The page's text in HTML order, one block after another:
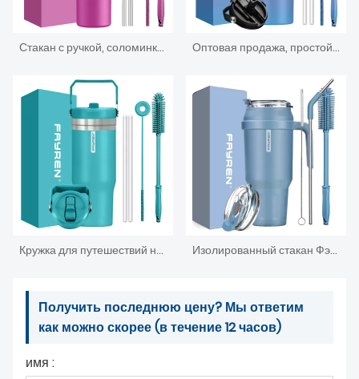
Стакан с ручкой, соломинка 2-в-1 и крышка для глотка, герметичный, можно мыть в посудомоечной машине, изолированная дорожная кофейная кружка из нержавеющей стали, сохраняет холод в течение 34 часов Оптовая продажа, простой стакан на 40 унций с ручкой крышки и соломинкой, вакуумная бутылка с двойными стенками из нержавеющей стали, изолированная кофейная чашка
Кружка для путешествий на открытом воздухе, стакан, кружка из нержавеющей стали на 20 унций с вакуумной изоляцией, крышкой с ручкой и кофейная кружка с соломенной изоляцией Изолированный стакан Фэйрен с ручкой, вакуумная чашка из нержавеющей стали с двойными стенками, соломинкой и крышками, для холодных/горячих напитков, герметичная, дорожная кружка для кофе
Получить последнюю цену? Мы ответим
как можно скорее (в течение 12 часов)
имя :